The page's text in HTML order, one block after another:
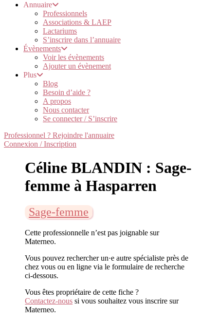
Annuaire
Professionnels
Associations & LAEP
Lactariums
S’inscrire dans l’annuaire
Évènements
Voir les évènements
Ajouter un évènement
Plus
Blog
Besoin d’aide ?
A propos
Nous contacter
Se connecter / S’inscrire
Professionnel ? Rejoindre l'annuaire
Connexion / Inscription
Céline BLANDIN : Sage-
femme à Hasparren
Sage-femme
Cette professionnelle n’est pas joignable sur
Materneo.
Vous pouvez rechercher un·e autre spécialiste près de
chez vous ou en ligne via le formulaire de recherche
ci-dessous.
Vous êtes propriétaire de cette fiche ?
Contactez-nous si vous souhaitez vous inscrire sur
Materneo.